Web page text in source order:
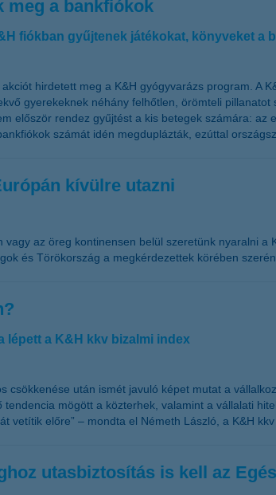
meg a bankfiókok
fiókban gyűjtenek játékokat, könyveket a
hirdetett meg a K&H gyógyvarázs program. A
gyerekeknek néhány felhőtlen, örömteli
először rendez gyűjtést a kis betegek számára:
számát idén megduplázták, ezúttal
kívülre utazni
vagy az öreg kontinensen belül szeretünk nyaralni
és Törökország a megkérdezettek körében
lépett a K&H kkv bizalmi index
csökkenése után ismét javuló képet mutat a
tendencia mögött a közterhek, valamint a vállalati
vetítik előre” – mondta el Németh László, a K&H
utasbiztosítás is kell az